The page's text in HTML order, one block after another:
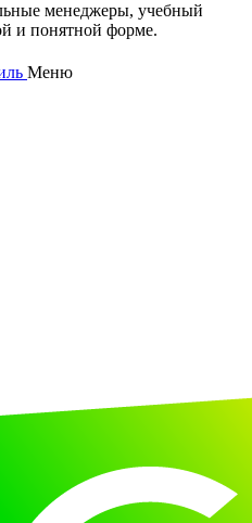
менеджеры, учебный
и понятной форме.
Меню